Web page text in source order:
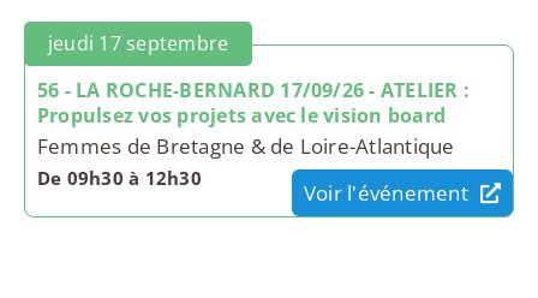
jeudi 17 septembre
56 - LA ROCHE-BERNARD 17/09/26 - ATELIER :
Propulsez vos projets avec le vision board
Femmes de Bretagne & de Loire-Atlantique
De 09h30 à 12h30
Voir l'événement